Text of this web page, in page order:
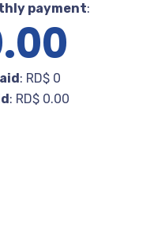
payment:
: RD$ 0
: RD$ 0.00